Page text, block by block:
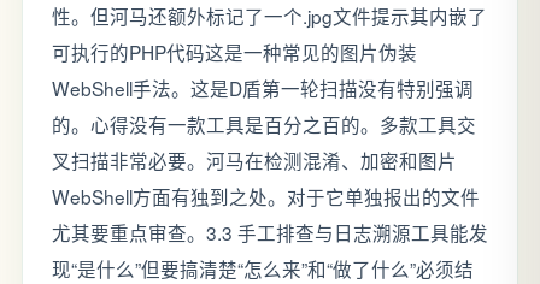
性。但河马还额外标记了一个.jpg文件提示其内嵌了
可执行的PHP代码这是一种常见的图片伪装
WebShell手法。这是D盾第一轮扫描没有特别强调
的。心得没有一款工具是百分之百的。多款工具交
叉扫描非常必要。河马在检测混淆、加密和图片
WebShell方面有独到之处。对于它单独报出的文件
尤其要重点审查。3.3 手工排查与日志溯源工具能发
现“是什么”但要搞清楚“怎么来”和“做了什么”必须结